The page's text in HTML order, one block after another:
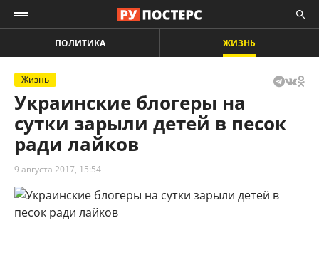
ПОЛИТИКА ЖИЗНЬ
Жизнь
Украинские блогеры на
сутки зарыли детей в песок
ради лайков
9 августа 2017, 15:54